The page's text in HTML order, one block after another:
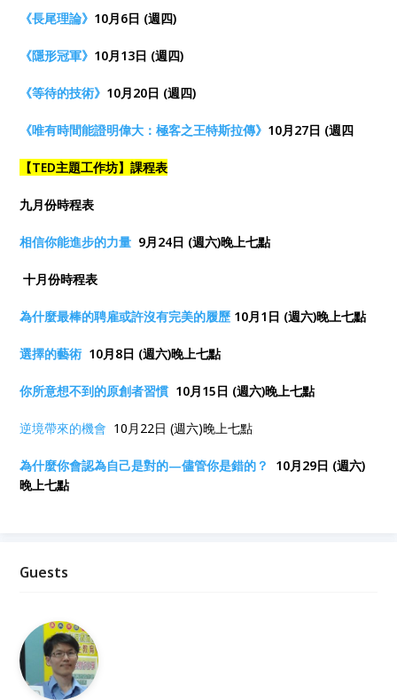
《長尾理論》 10月6日 (週四)
《隱形冠軍》 10月13日 (週四)
《等待的技術》 10月20日 (週四)
《唯有時間能證明偉大：極客之王特斯拉傳》 10月27日 (週四
【TED主題工作坊】課程表
九月份時程表
相信你能進步的力量 9月24日 (週六)晚上七點
十月份時程表
為什麼最棒的聘雇或許沒有完美的履歷 10月1日 (週六)晚上七點
選擇的藝術 10月8日 (週六)晚上七點
你所意想不到的原創者習慣 10月15日 (週六)晚上七點
逆境帶來的機會 10月22日 (週六)晚上七點
為什麼你會認為自己是對的—儘管你是錯的？
10月29日 (週六)
晚上七點
Guests